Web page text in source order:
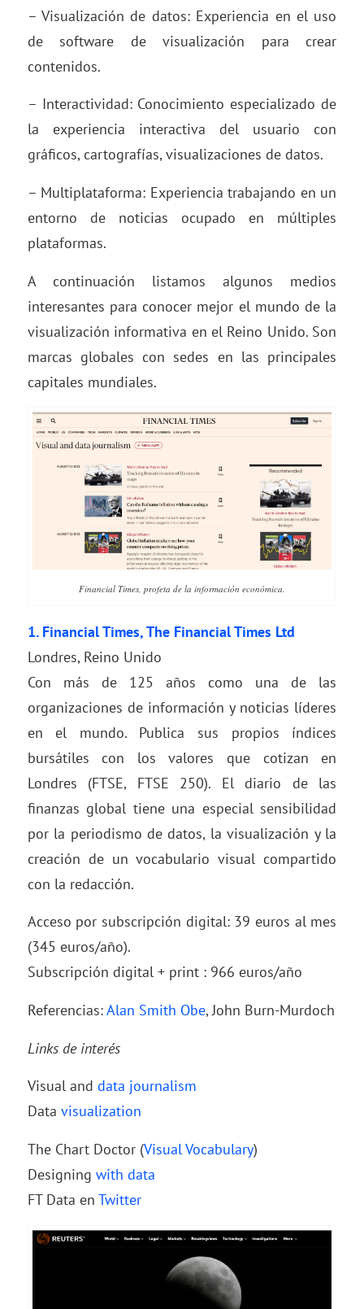
– Visualización de datos: Experiencia en el uso
de software de visualización para crear
contenidos.
– Interactividad: Conocimiento especializado de
la experiencia interactiva del usuario con
gráficos, cartografías, visualizaciones de datos.
– Multiplataforma: Experiencia trabajando en un
entorno de noticias ocupado en múltiples
plataformas.
A continuación listamos algunos medios
interesantes para conocer mejor el mundo de la
visualización informativa en el Reino Unido. Son
marcas globales con sedes en las principales
capitales mundiales.
Financial Times, profeta de la información económica.
1. Financial Times,The Financial Times Ltd
Londres, Reino Unido
Con más de 125 años como una de las
organizaciones de información y noticias líderes
en el mundo. Publica sus propios índices
bursátiles con los valores que cotizan en
Londres (FTSE, FTSE 250). El diario de las
finanzas global tiene una especial sensibilidad
por la periodismo de datos, la visualización y la
creación de un vocabulario visual compartido
con la redacción.
Acceso por subscripción digital: 39 euros al mes
(345 euros/año).
Subscripción digital + print : 966 euros/año
Referencias:Alan Smith Obe, John Burn-Murdoch
Links de interés
Visual and data journalism
Data visualization
The Chart Doctor (Visual Vocabulary)
Designing with data
FT Data en Twitter